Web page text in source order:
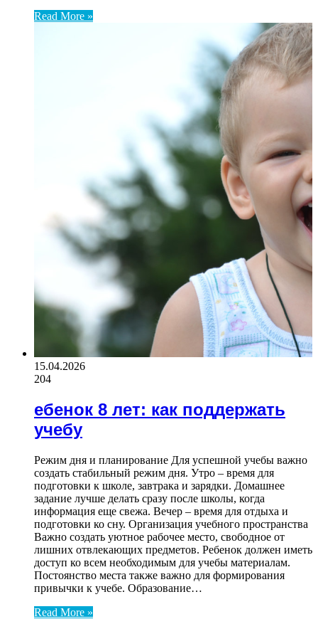
Read More »
15.04.2026
204
ебенок 8 лет: как поддержать
учебу
Режим дня и планирование Для успешной учебы важно
создать стабильный режим дня. Утро – время для
подготовки к школе, завтрака и зарядки. Домашнее
задание лучше делать сразу после школы, когда
информация еще свежа. Вечер – время для отдыха и
подготовки ко сну. Организация учебного пространства
Важно создать уютное рабочее место, свободное от
лишних отвлекающих предметов. Ребенок должен иметь
доступ ко всем необходимым для учебы материалам.
Постоянство места также важно для формирования
привычки к учебе. Образование…
Read More »